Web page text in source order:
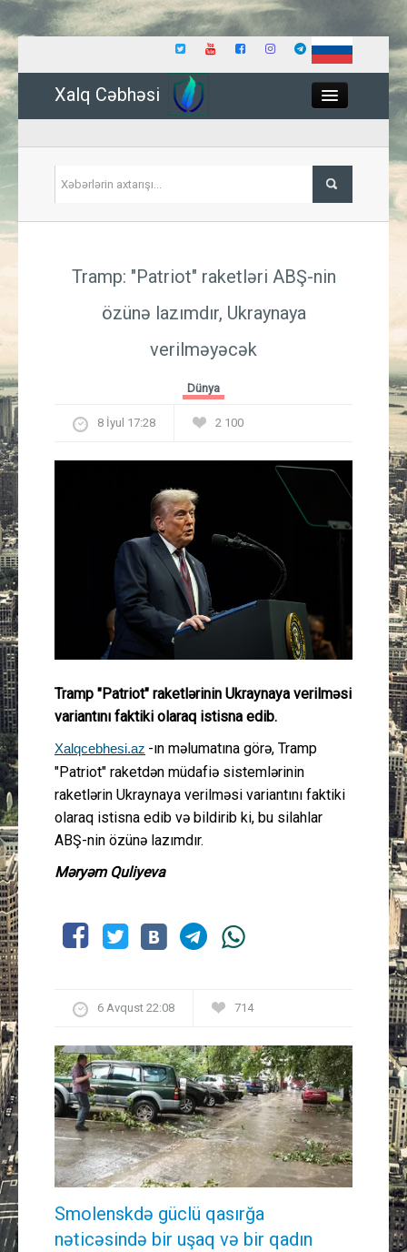
Xalq Cəbhəsi
İqtisadiyyat
Mədəniyyət
İdman
Layihə
Gündəm
Cəmiyyət
Peşə etikası
Əlaqə
Tramp: "Patriot" raketləri ABŞ-nin
özünə lazımdır, Ukraynaya
verilməyəcək
Dünya
8 İyul 17:28 2 100
Tramp "Patriot" raketlərinin Ukraynaya verilməsi
variantını faktiki olaraq istisna edib.
Xalqcebhesi.az -ın məlumatına görə, Tramp
"Patriot" raketdən müdafiə sistemlərinin
raketlərin Ukraynaya verilməsi variantını faktiki
olaraq istisna edib və bildirib ki, bu silahlar
ABŞ-nin özünə lazımdır.
Məryəm Quliyeva
6 Avqust 22:08 714
Smolenskdə güclü qasırğa
nəticəsində bir uşaq və bir qadın